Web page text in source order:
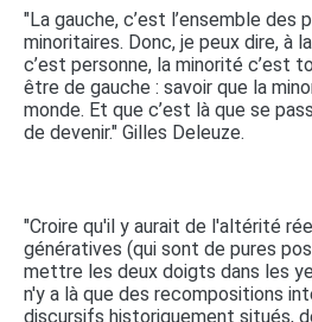
"La gauche, c’est l’ensemble des
minoritaires. Donc, je peux dire, à
c’est personne, la minorité c’est
être de gauche : savoir que la
monde. Et que c’est là que se
de devenir." Gilles Deleuze.
"Croire qu'il y aurait de l'altérité
génératives (qui sont de pures
mettre les deux doigts dans les
n'y a là que des recompositions
discursifs historiquement situés,